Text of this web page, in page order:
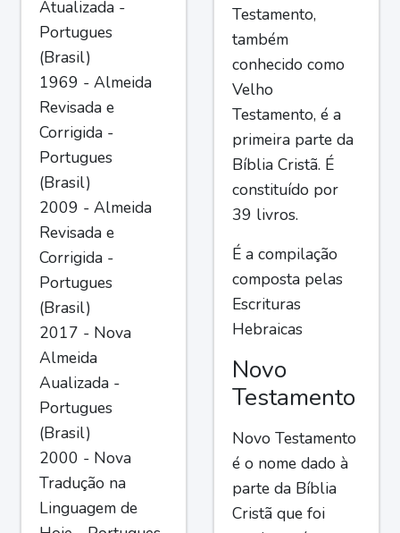
Atualizada -
Portugues
(Brasil)
1969 - Almeida
Revisada e
Corrigida -
Portugues
(Brasil)
2009 - Almeida
Revisada e
Corrigida -
Portugues
(Brasil)
2017 - Nova
Almeida
Aualizada -
Portugues
(Brasil)
2000 - Nova
Tradução na
Linguagem de
Testamento,
também
conhecido como
Velho
Testamento, é a
primeira parte da
Bíblia Cristã. É
constituído por
39 livros.
É a compilação
composta pelas
Escrituras
Hebraicas
Novo
Testamento
Novo Testamento
é o nome dado à
parte da Bíblia
Cristã que foi